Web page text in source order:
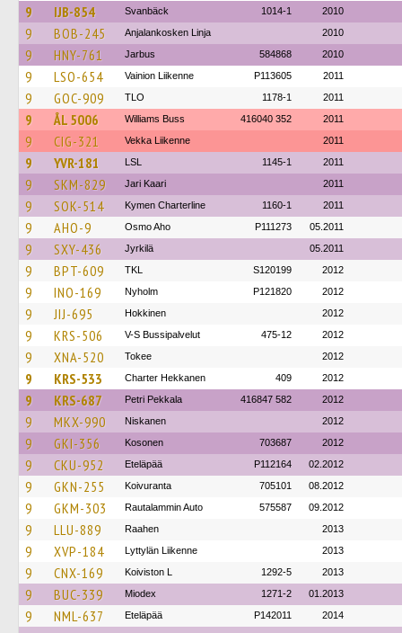
9 IJB-854 Svanbäck 1014-1 2010
9 BOB-245 Anjalankosken Linja 2010
9 HNY-761 Jarbus 584868 2010
9 LSO-654 Vainion Liikenne P113605 2011
9 GOC-909 TLO 1178-1 2011
9 ÅL 5006 Williams Buss 416040 352 2011
9 CIG-321 Vekka Liikenne 2011
9 YVR-181 LSL 1145-1 2011
9 SKM-829 Jari Kaari 2011
9 SOK-514 Kymen Charterline 1160-1 2011
9 AHO-9 Osmo Aho P111273 05.2011
9 SXY-436 Jyrkilä 05.2011
9 BPT-609 TKL S120199 2012
9 INO-169 Nyholm P121820 2012
9 JIJ-695 Hokkinen 2012
9 KRS-506 V-S Bussipalvelut 475-12 2012
9 XNA-520 Tokee 2012
9 KRS-533 Charter Hekkanen 409 2012
9 KRS-687 Petri Pekkala 416847 582 2012
9 MKX-990 Niskanen 2012
9 GKI-356 Kosonen 703687 2012
9 CKU-952 Eteläpää P112164 02.2012
9 GKN-255 Koivuranta 705101 08.2012
9 GKM-303 Rautalammin Auto 575587 09.2012
9 LLU-889 Raahen 2013
9 XVP-184 Lyttylän Liikenne 2013
9 CNX-169 Koiviston L 1292-5 2013
9 BUC-339 Miodex 1271-2 01.2013
9 NML-637 Eteläpää P142011 2014